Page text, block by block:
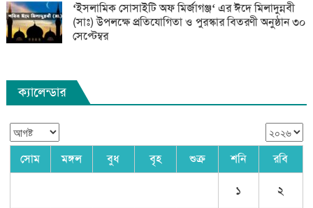
‘ইসলামিক সোসাইটি অফ মির্জাগঞ্জ‘ এর ঈদে মিলাদুন্নবী
(সাঃ) উপলক্ষে প্রতিযোগিতা ও পুরস্কার বিতরণী অনুষ্ঠান ৩০
সেপ্টেম্বর
ক্যালেন্ডার
সোম মঙ্গল বুধ বৃহ শুক্র শনি রবি
১ ২